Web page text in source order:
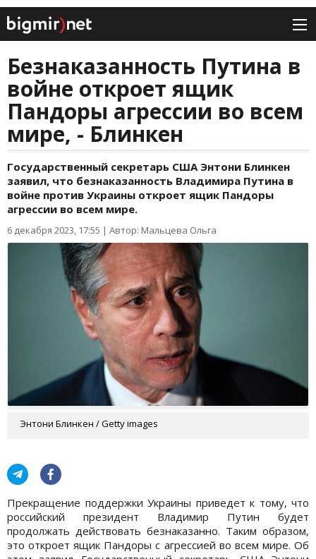
Безнаказанность Путина в
войне откроет ящик
Пандоры агрессии во всем
мире, - Блинкен
Государственный секретарь США Энтони Блинкен
заявил, что безнаказанность Владимира Путина в
войне против Украины откроет ящик Пандоры
агрессии во всем мире.
6 декабря 2023, 17:55 | Автор: Мальцева Ольга
Энтони Блинкен / Getty images
Прекращение поддержки Украины приведет к тому, что
российский президент Владимир Путин будет
продолжать действовать безнаказанно. Таким образом,
это откроет ящик Пандоры с агрессией во всем мире. Об